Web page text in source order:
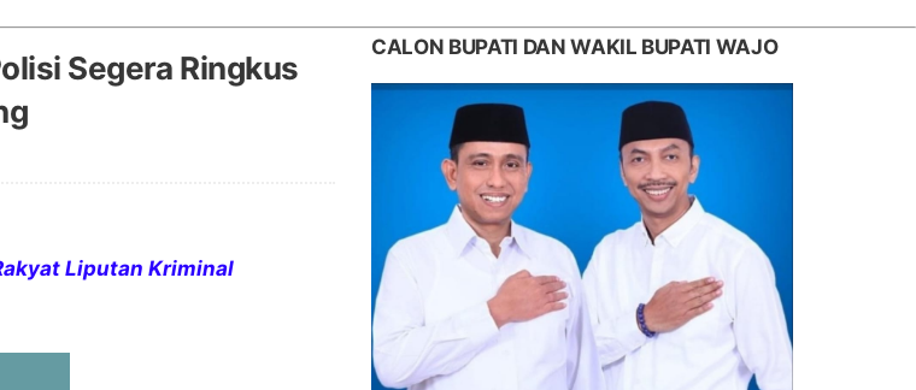
Segera Ringkus
Liputan Kriminal
CALON BUPATI DAN WAKIL BUPATI WAJO